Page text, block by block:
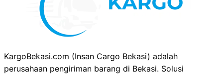
KargoBekasi.com (Insan Cargo Bekasi) adalah
perusahaan pengiriman barang di Bekasi. Solusi